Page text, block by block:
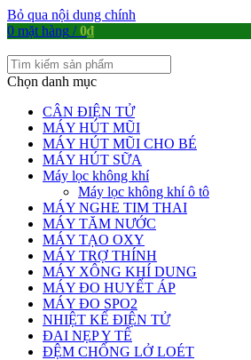
Bỏ qua nội dung chính
0 mặt hàng / 0₫
Chọn danh mục
CÂN ĐIỆN TỬ
MÁY HÚT MŨI
MÁY HÚT MŨI CHO BÉ
MÁY HÚT SỮA
Máy lọc không khí
Máy lọc không khí ô tô
MÁY NGHE TIM THAI
MÁY TĂM NƯỚC
MÁY TẠO OXY
MÁY TRỢ THÍNH
MÁY XÔNG KHÍ DUNG
MÁY ĐO HUYẾT ÁP
MÁY ĐO SPO2
NHIỆT KẾ ĐIỆN TỬ
ĐAI NẸP Y TẾ
ĐỆM CHỐNG LỞ LOÉT